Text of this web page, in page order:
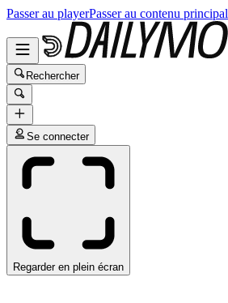
Passer au playerPasser au contenu principal
Rechercher
Se connecter
Regarder en plein écran